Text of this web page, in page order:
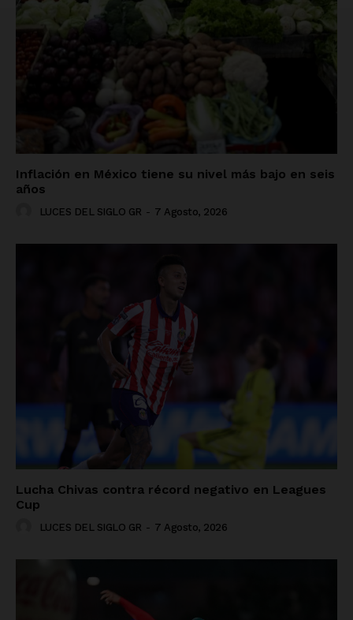
Inflación en México tiene su nivel más bajo en seis
años
LUCES DEL SIGLO GR - 7 Agosto, 2026
Lucha Chivas contra récord negativo en Leagues
Cup
LUCES DEL SIGLO GR - 7 Agosto, 2026